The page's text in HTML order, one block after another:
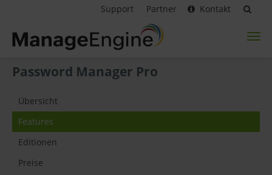
Support Partner Kontakt
Password Manager Pro
Übersicht
Features
Editionen
Preise